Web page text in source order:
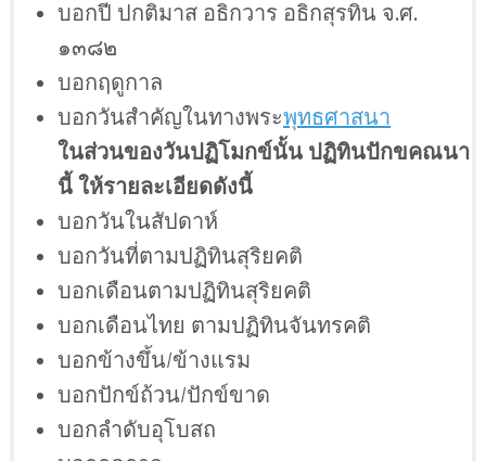
บอกปี ปกติมาส อธิกวาร อธิกสุรทิน จ.ศ.
๑๓๘๒
บอกฤดูกาล
บอกวันสำคัญในทางพระพุทธศาสนา
ในส่วนของวันปฏิโมกข์นั้น ปฏิทินปักขคณนา
นี้ ให้รายละเอียดดังนี้
บอกวันในสัปดาห์
บอกวันที่ตามปฏิทินสุริยคติ
บอกเดือนตามปฏิทินสุริยคติ
บอกเดือนไทย ตามปฏิทินจันทรคติ
บอกข้างขึ้น/ข้างแรม
บอกปักข์ถ้วน/ปักข์ขาด
บอกลำดับอุโบสถ